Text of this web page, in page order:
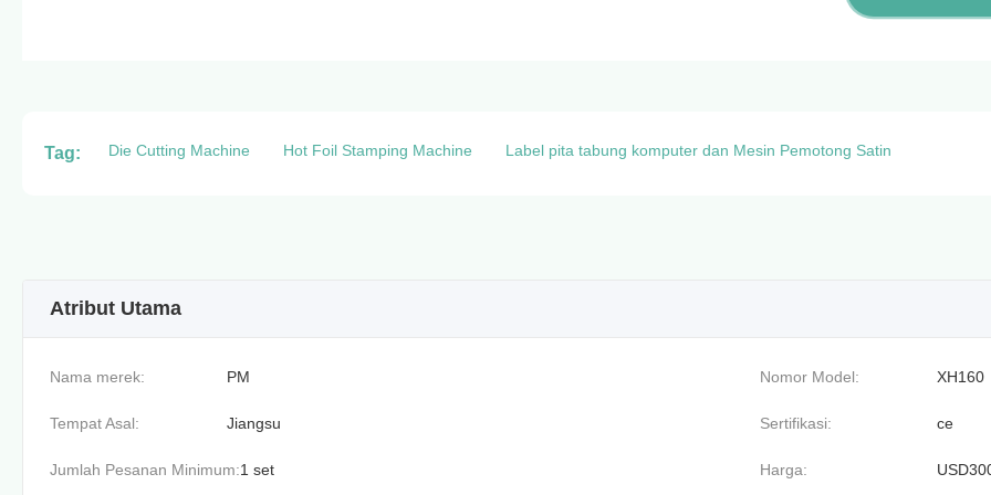
Tag: Die Cutting Machine Hot Foil Stamping Machine Label pita tabung komputer dan Mesin Pemotong Satin
Atribut Utama
Nama merek: PM Nomor Model: XH160
Tempat Asal: Jiangsu Sertifikasi: ce
Jumlah Pesanan Minimum:1 set Harga: